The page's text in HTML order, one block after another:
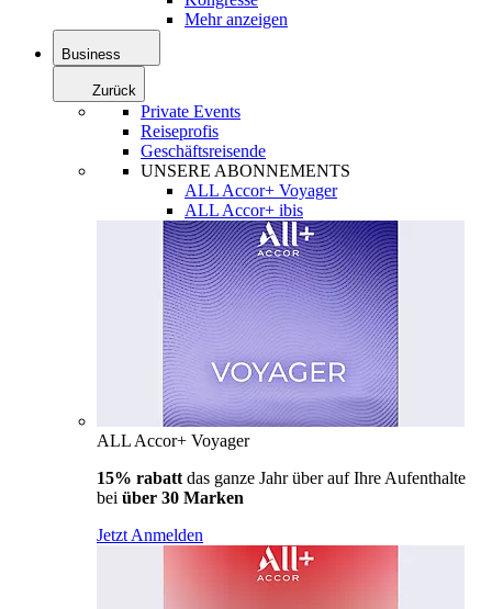
Mehr anzeigen
Business
Zurück
Private Events
Reiseprofis
Geschäftsreisende
UNSERE ABONNEMENTS
ALL Accor+ Voyager
ALL Accor+ ibis
ALL Accor+ Voyager
15% rabatt das ganze Jahr über auf Ihre Aufenthalte
bei über 30 Marken
Jetzt Anmelden